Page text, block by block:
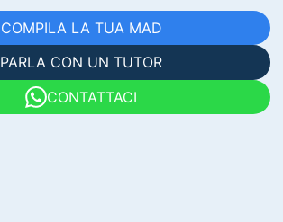
COMPILA LA TUA MAD
PARLA CON UN TUTOR
CONTATTACI